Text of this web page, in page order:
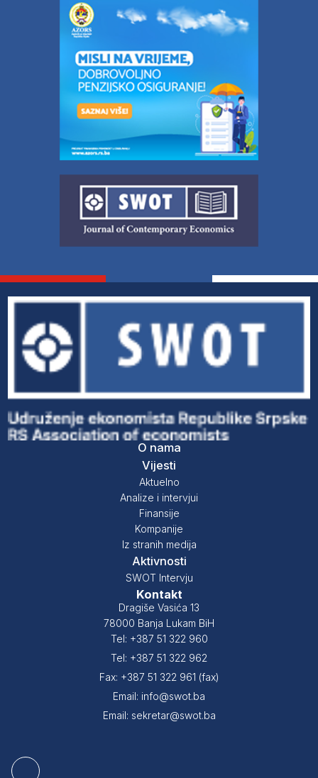
O nama
Vijesti
Aktuelno
Analize i intervjui
Finansije
Kompanije
Iz stranih medija
Aktivnosti
SWOT Intervju
Kontakt
Dragiše Vasića 13
78000 Banja Lukam BiH
Tel: +387 51 322 960
Tel: +387 51 322 962
Fax: +387 51 322 961 (fax)
Email: info@swot.ba
Email: sekretar@swot.ba